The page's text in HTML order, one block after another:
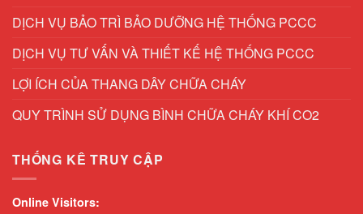
DỊCH VỤ BẢO TRÌ BẢO DƯỠNG HỆ THỐNG PCCC
DỊCH VỤ TƯ VẤN VÀ THIẾT KẾ HỆ THỐNG PCCC
LỢI ÍCH CỦA THANG DÂY CHỮA CHÁY
QUY TRÌNH SỬ DỤNG BÌNH CHỮA CHÁY KHÍ CO2
THỐNG KÊ TRUY CẬP
Online Visitors: